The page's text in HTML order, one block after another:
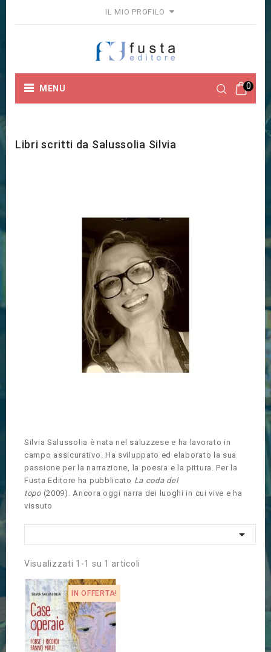
IL MIO PROFILO
0
MENU
Libri scritti da Salussolia Silvia
Silvia Salussolia è nata nel saluzzese e ha lavorato in
campo assicurativo. Ha sviluppato ed elaborato la sua
passione per la narrazione, la poesia e la pittura. Per la
Fusta Editore ha pubblicato La coda del
topo(2009). Ancora oggi narra dei luoghi in cui vive e ha
vissuto

Visualizzati 1-1 su 1 articoli
IN OFFERTA!